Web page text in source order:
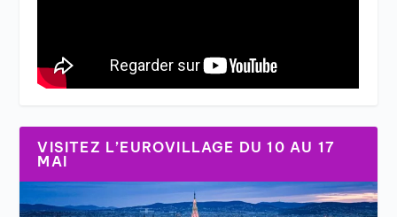
VISITEZ L’EUROVILLAGE DU 10 AU 17
MAI